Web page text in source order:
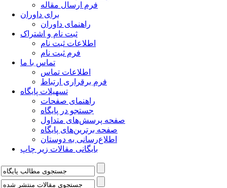
فرم ارسال مقاله
برای داوران
راهنمای داوران
ثبت نام و اشتراک
اطلاعات ثبت نام
فرم ثبت نام
تماس با ما
اطلاعات تماس
فرم برقراری ارتباط
تسهیلات پایگاه
راهنمای صفحات
جستجو در پایگاه
صفحه پرسش‌های متداول
صفحه برترین‌های پایگاه
اطلاع‌رسانی به دوستان
بایگانی مقالات زیر چاپ